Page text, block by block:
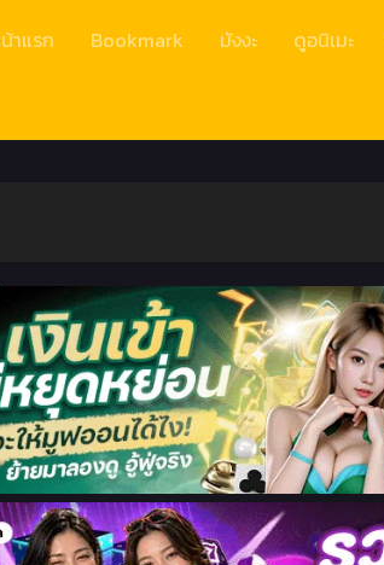
าแรก Bookmark มังงะ ดูอนิเมะ